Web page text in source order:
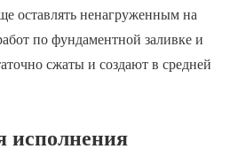
оставлять ненагруженным на
по фундаментной заливке и
сжаты и создают в средней
исполнения